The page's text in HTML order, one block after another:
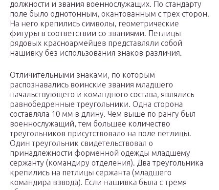
должности и звания военнослужащих. По стандарту
поле было однотонным, окантованным с трех сторон.
На него крепились символы, геометрические
фигуры в соответствии со званиями. Петлицы
рядовых красноармейцев представляли собой
нашивку без использования знаков различия.
Отличительными знаками, по которым
распознавались воинские звания младшего
начальствующего и командного состава, являлись
равнобедренные треугольники. Одна сторона
составляла 10 мм в длину. Чем выше по рангу был
военнослужащий, тем большее количество
треугольников присутствовало на поле петлицы.
Один треугольник свидетельствовал о
принадлежности форменной одежды младшему
сержанту (командиру отделения). Два треугольника
крепились на петлицы сержанта (младшего
командира взвода). Если нашивка была с тремя